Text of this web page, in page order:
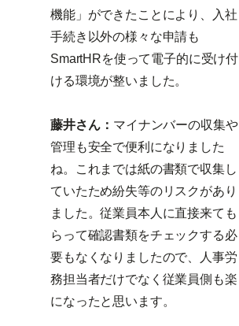
機能」ができたことにより、入社
手続き以外の様々な申請も
SmartHRを使って電子的に受け付
ける環境が整いました。
藤井さん： マイナンバーの収集や
管理も安全で便利になりました
ね。これまでは紙の書類で収集し
ていたため紛失等のリスクがあり
ました。従業員本人に直接来ても
らって確認書類をチェックする必
要もなくなりましたので、人事労
務担当者だけでなく従業員側も楽
になったと思います。